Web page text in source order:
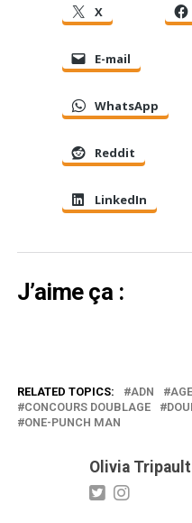
X
E-mail
WhatsApp
Reddit
LinkedIn
J’aime ça :
RELATED TOPICS: ADN
CONCOURS DOUBLAGE
ONE-PUNCH MAN
Olivia Tripault